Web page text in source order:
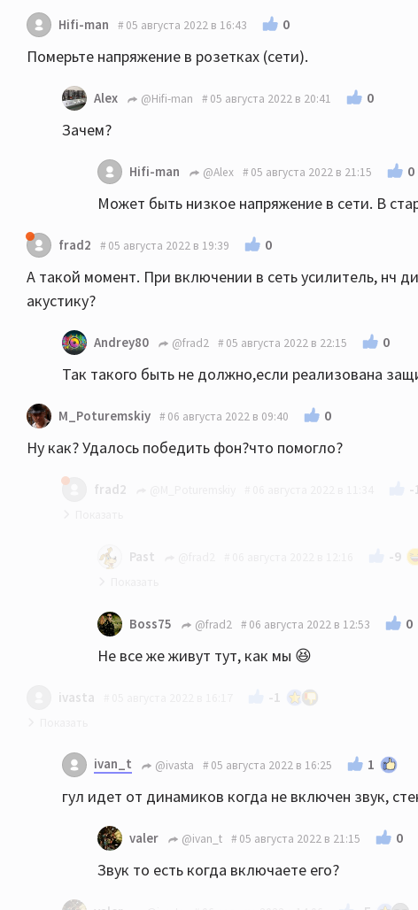
Ну да, правильно:)) Ро это не
первую очередь стоит сфазировать все
искать сервис.
Hifi-man 05 августа 2022 в 16:43 0
Померьте напряжение в розетках (сети).
Alex @Hifi-man 05 августа 2022 в 20:41 0
Зачем?
Hifi-man @Alex 05 августа 2022 в 21:15 0
Может быть низкое напряжение в сети. В
frad2 05 августа 2022 в 19:39 0
А такой момент. При включении в сеть усилитель, нч
акустику?
Andrey80 @frad2 05 августа 2022 в 22:15 0
Так такого быть не должно,если реализована
M_Poturemskiy 06 августа 2022 в 09:40 0
Ну как? Удалось победить фон?что помогло?
frad2 -
Есть ощущение что большинство вопросов
автор пропадает.
Past -9
Видимо решил вернуться на старую
Boss75 @frad2 06 августа 2022 в 12:53 0
Не все же живут тут, как мы 😆
ivasta -1
Стойки какие, а стены?
ivan_t @ivasta 05 августа 2022 в 16:25 1
гул идет от динамиков когда не включен звук,
valer @ivan_t 05 августа 2022 в 21:15 0
Звук то есть когда включаете его?